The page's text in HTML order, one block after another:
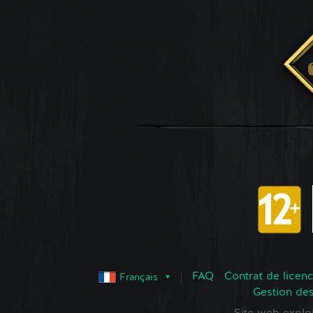
Français FAQ
Contrat de
Gestion